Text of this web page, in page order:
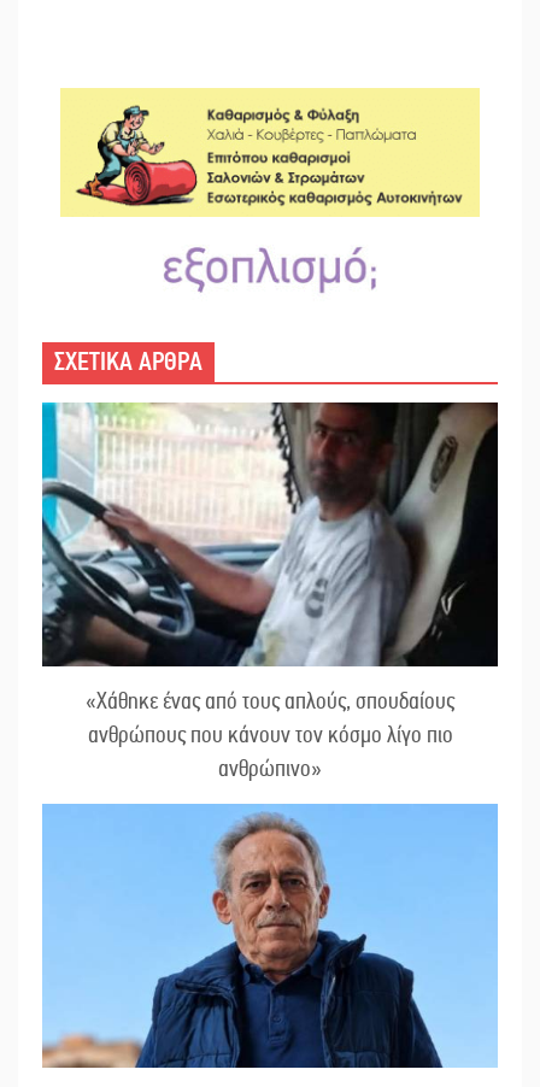
ΣΧΕΤΙΚΑ ΑΡΘΡΑ
«Χάθηκε ένας από τους απλούς, σπουδαίους
ανθρώπους που κάνουν τον κόσμο λίγο πιο
ανθρώπινο»